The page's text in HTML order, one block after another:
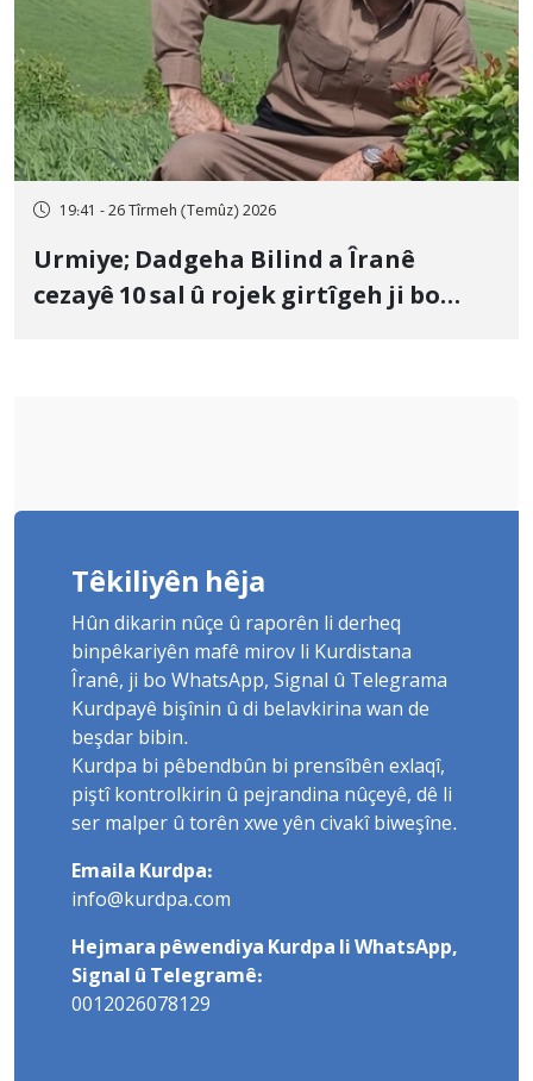
19:41 - 26 Tîrmeh (Temûz) 2026
Urmiye; Dadgeha Bilind a Îranê
cezayê 10 sal û rojek girtîgeh ji bo
Têkiliyên hêja
Hûn dikarin nûçe û raporên li derheq
binpêkariyên mafê mirov li Kurdistana
Îranê, ji bo WhatsApp, Signal û Telegrama
Kurdpayê bişînin û di belavkirina wan de
beşdar bibin.
Kurdpa bi pêbendbûn bi prensîbên exlaqî,
piştî kontrolkirin û pejrandina nûçeyê, dê li
ser malper û torên xwe yên civakî biweşîne.
Emaila Kurdpa:
info@kurdpa.com
Hejmara pêwendiya Kurdpa li WhatsApp,
Signal û Telegramê:
0012026078129